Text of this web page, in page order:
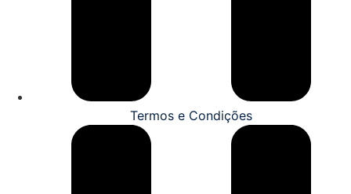
Termos e Condições